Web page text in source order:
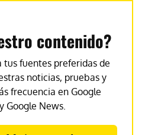
contenido?
tus fuentes preferidas de
noticias, pruebas y
frecuencia en Google
Google News.